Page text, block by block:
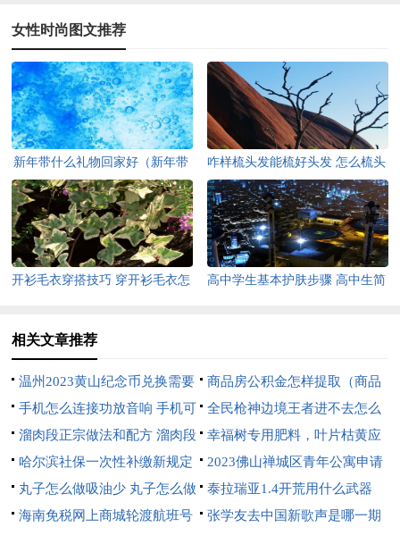
女性时尚图文推荐
新年带什么礼物回家好（新年带
什么礼物回家好一点）
咋样梳头发能梳好头发 怎么梳头
发对头发好
开衫毛衣穿搭技巧 穿开衫毛衣怎
高中学生基本护肤步骤 高中生简
相关文章推荐
温州2023黄山纪念币兑换需要
带什么证件？
商品房公积金怎样提取（商品
房住房公积金提取）
手机怎么连接功放音响 手机可
以直接连音响功放吗
全民枪神边境王者进不去怎么
办 全民枪神边境王者进不去怎
么办?
溜肉段正宗做法和配方 溜肉段
的做法视频教程
幸福树专用肥料，叶片枯黄应
该用什么肥料
哈尔滨社保一次性补缴新规定
2023 哈尔滨社保一次性补缴新
规定2023年度
2023佛山禅城区青年公寓申请
条件（佛山市禅城区青年职工公
寓）
丸子怎么做吸油少 丸子怎么做
有劲
泰拉瑞亚1.4开荒用什么武器
泰拉瑞亚开荒武器推荐
海南免税网上商城轮渡航班号
张学友去中国新歌声是哪一期